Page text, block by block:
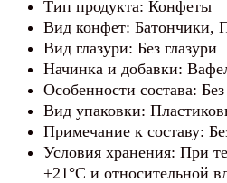
Тип продукта: Конфеты
Вид конфет: Батончики,
Вид глазури: Без глазури
Начинка и добавки:
Особенности состава:
Вид упаковки:
Примечание к составу:
Условия хранения: При
+21°С и относительной